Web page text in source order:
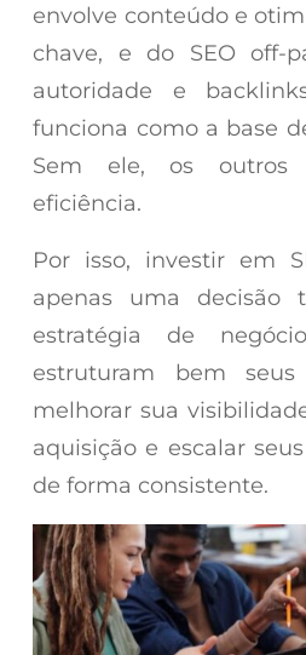
envolve conteúdo e
chave, e do SEO off-
autoridade e
funciona como a base
Sem ele, os outros
eficiência.
Por isso, investir em
apenas uma
estratégia de
estruturam bem seus
melhorar sua
aquisição e escalar
de forma consistente.